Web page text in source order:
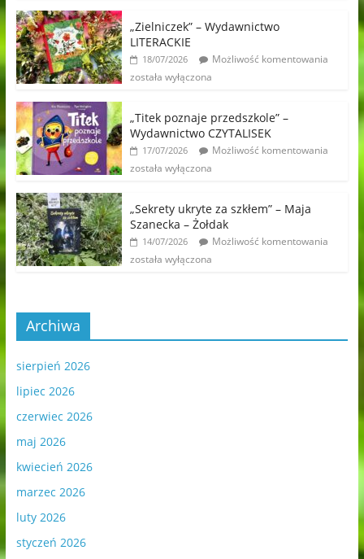
„Zielniczek” – Wydawnictwo
LITERACKIE
18/07/2026
Możliwość komentowania
została wyłączona
„Titek poznaje przedszkole” –
Wydawnictwo CZYTALISEK
17/07/2026
Możliwość komentowania
została wyłączona
„Sekrety ukryte za szkłem” – Maja
Szanecka – Żołdak
14/07/2026
Możliwość komentowania
została wyłączona
Archiwa
sierpień 2026
lipiec 2026
czerwiec 2026
maj 2026
kwiecień 2026
marzec 2026
luty 2026
styczeń 2026